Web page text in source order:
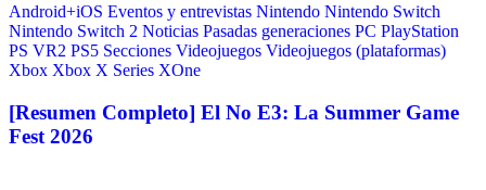
Android+iOS Eventos y entrevistas Nintendo Nintendo Switch
Nintendo Switch 2 Noticias Pasadas generaciones PC PlayStation
PS VR2 PS5 Secciones Videojuegos Videojuegos (plataformas)
Xbox Xbox X Series XOne
[Resumen Completo] El No E3: La Summer Game
Fest 2026